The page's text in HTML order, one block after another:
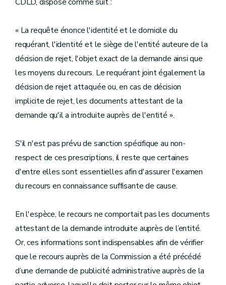
« La requête énonce l'identité et le domicile du
requérant, l'identité et le siège de l'entité auteure de la
décision de rejet, l'objet exact de la demande ainsi que
les moyens du recours. Le requérant joint également la
décision de rejet attaquée ou, en cas de décision
implicite de rejet, les documents attestant de la
demande qu'il a introduite auprès de l'entité ».
S'il n'est pas prévu de sanction spécifique au non-
respect de ces prescriptions, il reste que certaines
d'entre elles sont essentielles afin d'assurer l'examen
du recours en connaissance suffisante de cause.
En l'espèce, le recours ne comportait pas les documents
attestant de la demande introduite auprès de l’entité.
Or, ces informations sont indispensables afin de vérifier
que le recours auprès de la Commission a été précédé
d’une demande de publicité administrative auprès de la